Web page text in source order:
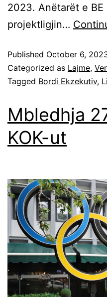
2023. Anëtarët e
projektligjin…
Published October 6,
Categorized as Lajme,
Tagged Bordi Ekzekutiv,
Mbledhja
KOK-ut